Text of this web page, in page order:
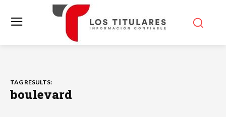
TAG RESULTS:
boulevard